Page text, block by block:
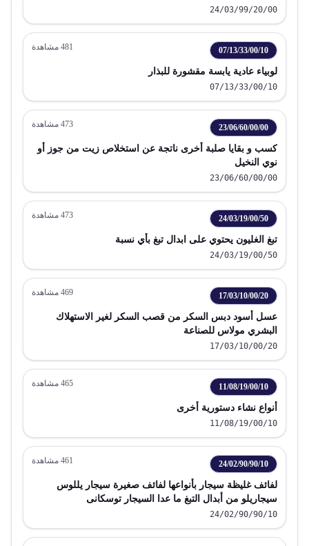
24/03/99/20/00
07/13/33/00/10
481 مشاهدة
لوبياء عادية يابسة مقشورة للبذار
07/13/33/00/10
23/06/60/00/00
473 مشاهدة
كسب و بقايا صلبة أخرى ناتجة عن استخلاص زيت من جوز أو
نوي النخيل
23/06/60/00/00
24/03/19/00/50
473 مشاهدة
تبغ الغليون يحتوي على ابدال تبغ بأي نسبة
24/03/19/00/50
17/03/10/00/20
469 مشاهدة
عسل أسود دبس السكر من قصب السكر لغير الاستهلاك
البشري مولاس للصناعة
17/03/10/00/20
11/08/19/00/10
465 مشاهدة
أنواع نشاء دستورية أخرى
11/08/19/00/10
24/02/90/90/10
461 مشاهدة
لفائف غليظة سيجار بأنواعها لفائف صغيرة سيجار يللوس
سيجاريلو من أبدال التبغ ما عدا السيجار توسكانى
24/02/90/90/10